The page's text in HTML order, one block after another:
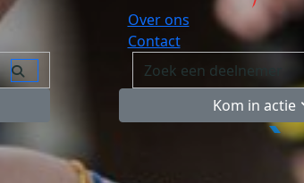
Over ons
Contact
Kom in actie